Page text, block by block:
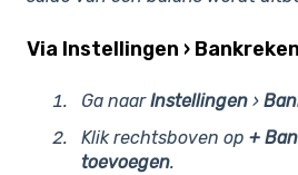
Via Instellingen ›
Ga naarInstellingen ›
Klik rechtsboven op +
toevoegen.